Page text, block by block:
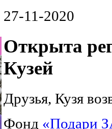
27-11-2020
Открыта
Кузей
Друзья, Кузя
Фонд «Подари